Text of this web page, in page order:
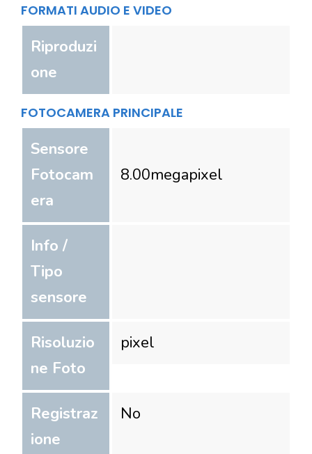
FORMATI AUDIO E VIDEO
Riproduzi
one
FOTOCAMERA PRINCIPALE
Sensore
Fotocam
era
8.00megapixel
Info /
Tipo
sensore
Risoluzio
ne Foto
pixel
Registraz
ione
No